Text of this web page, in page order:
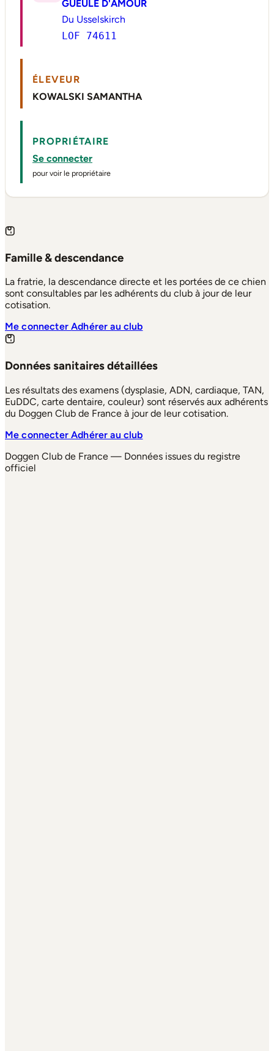
GUEULE D'AMOUR
Du Usselskirch
LOF 74611
ÉLEVEUR
KOWALSKI SAMANTHA
PROPRIÉTAIRE
Se connecter
pour voir le propriétaire
Famille & descendance
La fratrie, la descendance directe et les portées de ce chien
sont consultables par les adhérents du club à jour de leur
cotisation.
Me connecterAdhérer au club
Données sanitaires détaillées
Les résultats des examens (dysplasie, ADN, cardiaque, TAN,
EuDDC, carte dentaire, couleur) sont réservés aux adhérents
du Doggen Club de France à jour de leur cotisation.
Me connecterAdhérer au club
Doggen Club de France — Données issues du registre
officiel